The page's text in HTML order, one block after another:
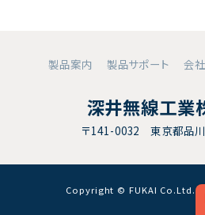
製品案内 製品サポート 会
深井無線工業
〒141-0032 東京都品
Copyright © FUKAI Co.Ltd.